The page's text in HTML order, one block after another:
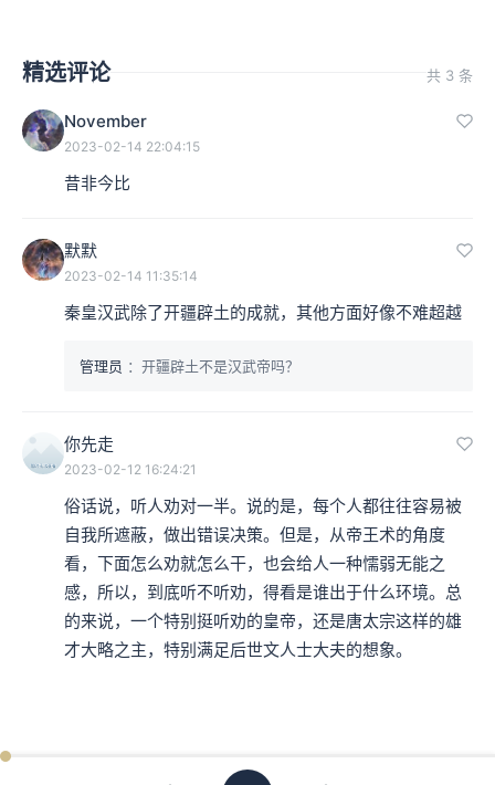
精选评论 共 3 条
November
2023-02-14 22:04:15
昔非今比
默默
2023-02-14 11:35:14
秦皇汉武除了开疆辟土的成就，其他方面好像不难超越
管理员 ：开疆辟土不是汉武帝吗？
你先走
2023-02-12 16:24:21
俗话说，听人劝对一半。说的是，每个人都往往容易被
自我所遮蔽，做出错误决策。但是，从帝王术的角度
看，下面怎么劝就怎么干，也会给人一种懦弱无能之
感，所以，到底听不听劝，得看是谁出于什么环境。总
的来说，一个特别挺听劝的皇帝，还是唐太宗这样的雄
才大略之主，特别满足后世文人士大夫的想象。